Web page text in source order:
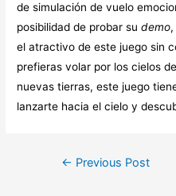
de simulación de vuelo
posibilidad de probar sudemo
el atractivo de este juego sin
prefieras volar por los cielos
nuevas tierras, este juego
lanzarte hacia el cielo y
Post← Previous Post